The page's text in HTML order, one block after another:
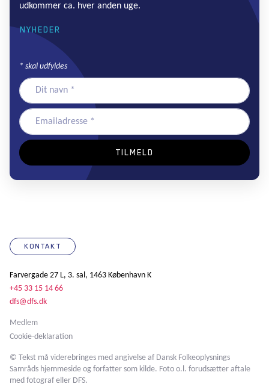
udkommer ca. hver anden uge.
NYHEDER
* skal udfyldes
KONTAKT
Farvergade 27 L, 3. sal, 1463 København K
+45 33 15 14 66
dfs@dfs.dk
Medlem
Cookie-deklaration
© Tekst må viderebringes med angivelse af Dansk Folkeoplysnings
Samråds hjemmeside og forfatter som kilde. Foto o.l. forudsætter aftale
med fotograf eller DFS.